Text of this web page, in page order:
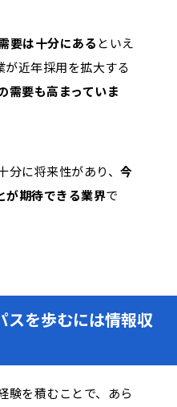
要は十分にある といえ
近年採用を拡大する
需要も高まっていま
に将来性があり、 今
が期待できる業界で
スを歩むには情報収
験を積むことで、あら